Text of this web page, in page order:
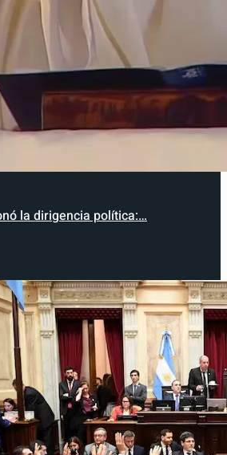
la dirigencia política:…